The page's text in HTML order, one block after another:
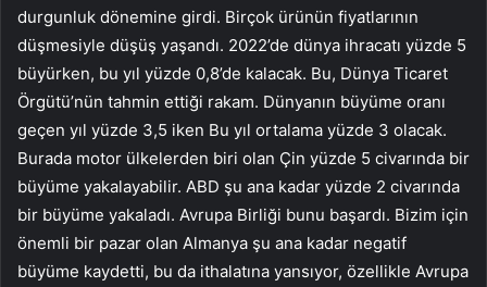
durgunluk dönemine girdi. Birçok ürünün fiyatlarının
düşmesiyle düşüş yaşandı. 2022’de dünya ihracatı yüzde 5
büyürken, bu yıl yüzde 0,8’de kalacak. Bu, Dünya Ticaret
Örgütü’nün tahmin ettiği rakam. Dünyanın büyüme oranı
geçen yıl yüzde 3,5 iken Bu yıl ortalama yüzde 3 olacak.
Burada motor ülkelerden biri olan Çin yüzde 5 civarında bir
büyüme yakalayabilir. ABD şu ana kadar yüzde 2 civarında
bir büyüme yakaladı. Avrupa Birliği bunu başardı. Bizim için
önemli bir pazar olan Almanya şu ana kadar negatif
büyüme kaydetti, bu da ithalatına yansıyor, özellikle Avrupa